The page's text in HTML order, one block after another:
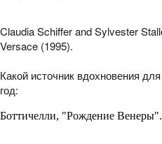
Claudia Schiffer and Sylvester
Versace (1995).
Какой источник вдохновения
год:
Боттичелли, "Рождение Венеры".